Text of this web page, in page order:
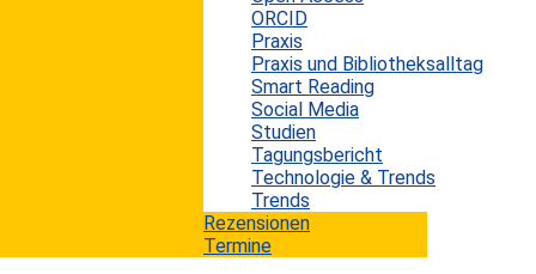
ORCID
Praxis
Praxis und Bibliotheksalltag
Smart Reading
Social Media
Studien
Tagungsbericht
Technologie & Trends
Trends
Rezensionen
Termine
Kinder, die häufig fernsehen oder Videospiele spielen,
schneiden in Aufmerksamkeitstests schlechter ab,
während regelmäßiges Lesen die
Konzentrationsleistung verbessert. Die Leipziger...
TV-Streaming wird immer beliebter
3. Januar 2013